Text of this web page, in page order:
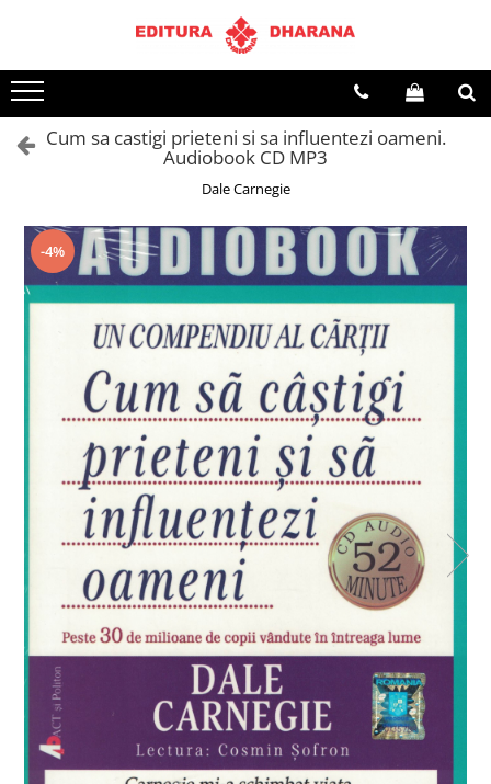
Terapii
Dietoterapie
Cum sa castigi prieteni si sa influentezi oameni.
Audiobook CD MP3
Dale Carnegie
-4%